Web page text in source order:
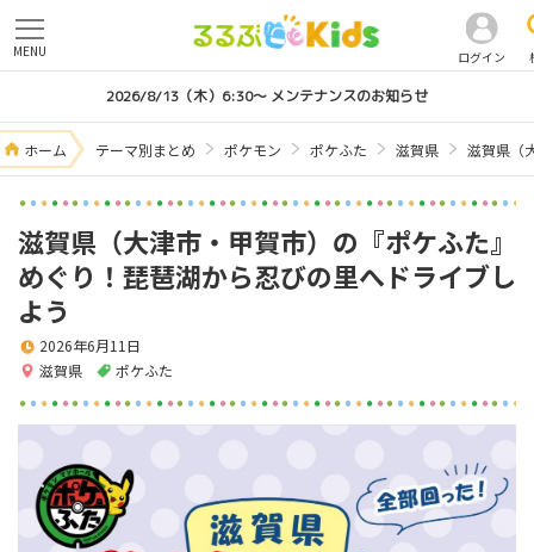
ログイン
MENU
2026/8/13（木）6:30～ メンテナンスのお知らせ
ホーム テーマ別まとめ ポケモン ポケふた 滋賀県 滋賀県（
滋賀県（大津市・甲賀市）の『ポケふた』
めぐり！琵琶湖から忍びの里へドライブし
よう
滋賀県 ポケふた
2026年6月11日